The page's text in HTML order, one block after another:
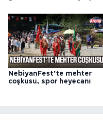
NebiyanFest’te mehter
coşkusu, spor heyecanı